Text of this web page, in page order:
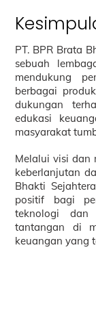
PT. BPR Brata
sebuah
mendukung
berbagai
dukungan
edukasi
masyarakat
Melalui visi dan
keberlanjutan
Bhakti
positif bagi
teknologi
tantangan di
keuangan yang